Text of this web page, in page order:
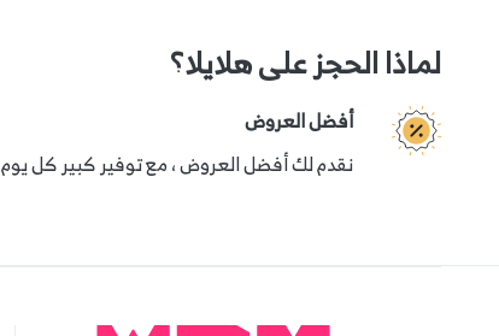
لماذا الحجز على هلايلا؟
أفضل العروض
نقدم لك أفضل العروض ، مع توفير كبير كل يوم